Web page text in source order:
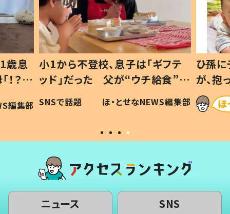
フテ
食”を
編集部
ひ孫にデレデレな80歳じいじ
が、抱っこすると…ひ孫の反応に
「涙が出ました」「可愛くて仕方な
い」
ほ・とせなNEWS編集部
ニュース SNS